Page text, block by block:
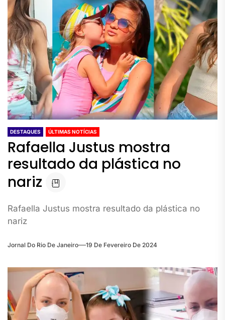
DESTAQUES ÚLTIMAS NOTÍCIAS
Rafaella Justus mostra
resultado da plástica no
nariz
Rafaella Justus mostra resultado da plástica no
nariz
Jornal Do Rio De Janeiro 19 De Fevereiro De 2024